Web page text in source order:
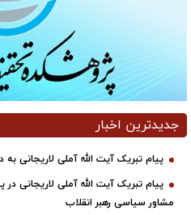
جدیدترین اخبار
پیام تبریک آیت الله آملی لاریجانی
پیام تبریک آیت الله آملی لاریجانی در
مشاور سیاسی رهبر انقلاب